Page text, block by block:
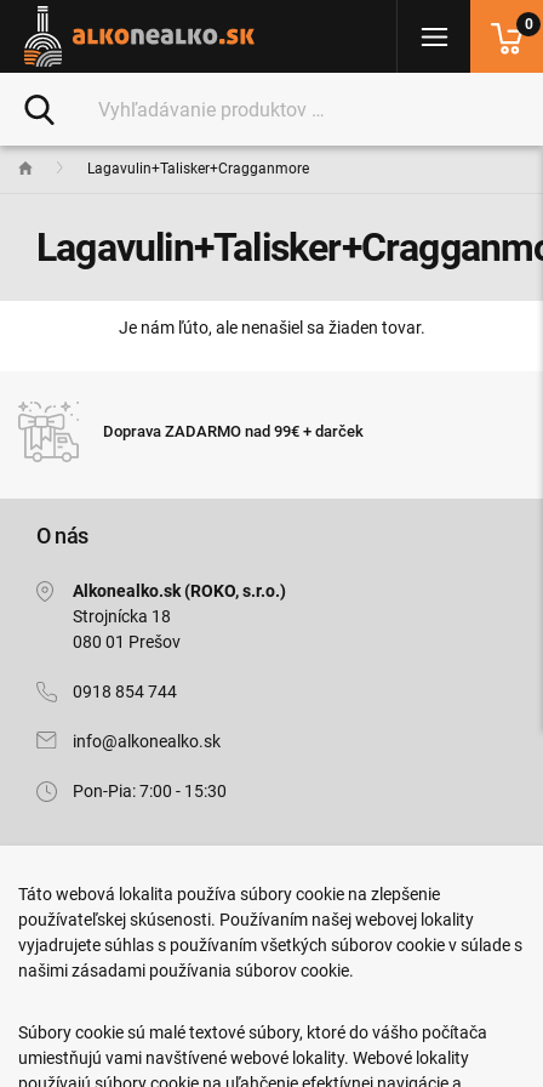
Lagavulin+Talisker+Cragganmore
Je nám ľúto, ale nenašiel sa žiaden tovar.
Doprava ZADARMO nad 99€ + darček
O nás
Alkonealko.sk (ROKO, s.r.o.)
Strojnícka 18
080 01 Prešov
0918 854 744
info@alkonealko.sk
Pon-Pia: 7:00 - 15:30
Arm. gen. Svobodu 23/A
080 01 Prešov
0917 466 578
sekcovpredajna@doroka.sk
Pon-Ned: 9:00 - 20:00
0
Táto webová lokalita používa súbory cookie na zlepšenie
používateľskej skúsenosti. Používaním našej webovej lokality
vyjadrujete súhlas s používaním všetkých súborov cookie v súlade s
našimi zásadami používania súborov cookie.
Súbory cookie sú malé textové súbory, ktoré do vášho počítača
umiestňujú vami navštívené webové lokality. Webové lokality
používajú súbory cookie na uľahčenie efektívnej navigácie a